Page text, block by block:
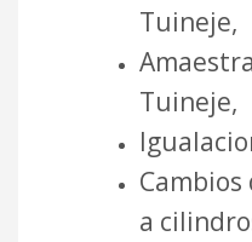
Tuineje,
Tuineje,
a